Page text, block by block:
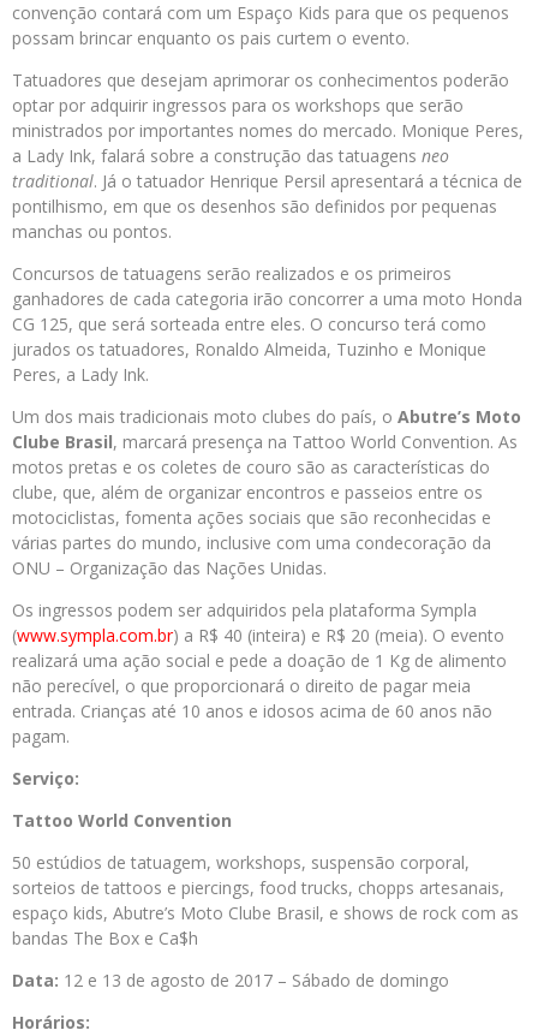
convenção contará com um Espaço Kids para que os pequenos
possam brincar enquanto os pais curtem o evento.
Tatuadores que desejam aprimorar os conhecimentos poderão
optar por adquirir ingressos para os workshops que serão
ministrados por importantes nomes do mercado. Monique Peres,
a Lady Ink, falará sobre a construção das tatuagens neo
traditional. Já o tatuador Henrique Persil apresentará a técnica de
pontilhismo, em que os desenhos são definidos por pequenas
manchas ou pontos.
Concursos de tatuagens serão realizados e os primeiros
ganhadores de cada categoria irão concorrer a uma moto Honda
CG 125, que será sorteada entre eles. O concurso terá como
jurados os tatuadores, Ronaldo Almeida, Tuzinho e Monique
Peres, a Lady Ink.
Um dos mais tradicionais moto clubes do país, o Abutre’s Moto
Clube Brasil, marcará presença na Tattoo World Convention. As
motos pretas e os coletes de couro são as características do
clube, que, além de organizar encontros e passeios entre os
motociclistas, fomenta ações sociais que são reconhecidas e
várias partes do mundo, inclusive com uma condecoração da
ONU – Organização das Nações Unidas.
Os ingressos podem ser adquiridos pela plataforma Sympla
(www.sympla.com.br) a R$ 40 (inteira) e R$ 20 (meia). O evento
realizará uma ação social e pede a doação de 1 Kg de alimento
não perecível, o que proporcionará o direito de pagar meia
entrada. Crianças até 10 anos e idosos acima de 60 anos não
pagam.
Serviço:
Tattoo World Convention
50 estúdios de tatuagem, workshops, suspensão corporal,
sorteios de tattoos e piercings, food trucks, chopps artesanais,
espaço kids, Abutre’s Moto Clube Brasil, e shows de rock com as
bandas The Box e Ca$h
Data: 12 e 13 de agosto de 2017 – Sábado de domingo
Horários: